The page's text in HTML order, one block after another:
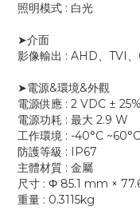
照明模式 : 白光
➤介面
影像輸出 : AHD、TVI
➤電源&環境&外觀
電源供應 : 2 VDC ± 25%
電源功耗 : 最大 2.9 W
工作環境 : -40°C
防護等級 : IP67
主體材質 : 金屬
尺寸 : Φ 85.1 mm ×
重量 : 0.3115kg